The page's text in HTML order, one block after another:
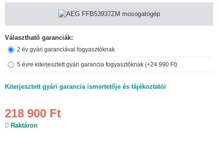
Választható garanciák:
2 év gyári garanciával fogyasztóknak
5 évre kiterjesztett gyári garancia fogyasztóknak (+24 990 Ft)
Kiterjesztett gyári garancia ismertetője és tájékoztatói
218 900 Ft
Raktáron